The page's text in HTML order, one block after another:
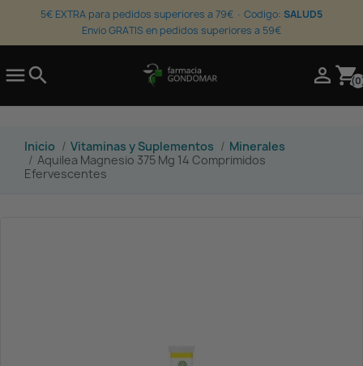
5€ EXTRA para pedidos superiores a 79€ · Codigo: SALUD5
Envio GRATIS en pedidos superiores a 59€
search  shopping_cart
Inicio Vitaminas y Suplementos
Minerales
Aquilea Magnesio 375 Mg 14 Comprimidos
Efervescentes